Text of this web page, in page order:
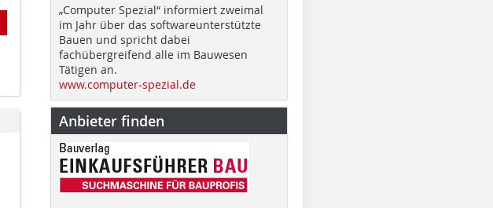
„Computer Spezial“ informiert zweimal
im Jahr über das softwareunterstützte
Bauen und spricht dabei
fachübergreifend alle im Bauwesen
Tätigen an.
www.computer-spezial.de
Anbieter finden